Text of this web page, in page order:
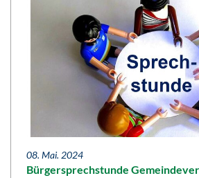
08. Mai. 2024
Bürgersprechstunde